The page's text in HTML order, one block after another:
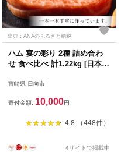
出典：ANAのふるさと納税
ハム 宴の彩り 2種 詰め合わ
せ 食べ比べ 計1.22kg [日本ハ
向市 452060590] ニッポンハ
テーキ ギフト 真空 冷蔵
宮崎県 日向市
寄付金額: 10,000円
4.8 （448件）
4サイトで掲載中